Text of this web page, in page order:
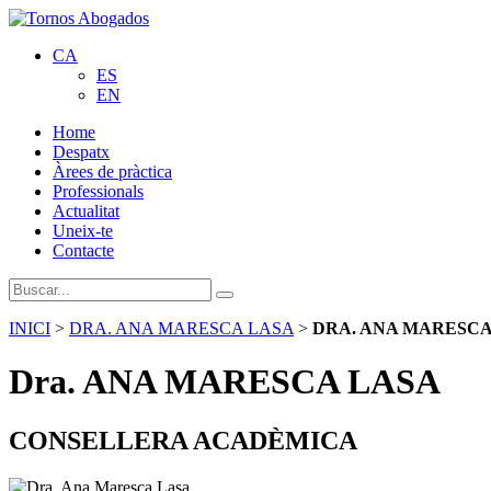
CA
ES
EN
Home
Despatx
Àrees de pràctica
Professionals
Actualitat
Uneix-te
Contacte
INICI > DRA. ANA MARESCA LASA > DRA. ANA
Dra. ANA MARESCA LASA
CONSELLERA ACADÈMICA